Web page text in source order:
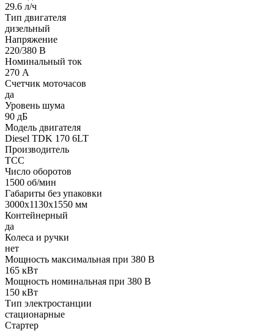
29.6 л/ч
Тип двигателя
дизельный
Напряжение
220/380 В
Номинальный ток
270 А
Счетчик моточасов
да
Уровень шума
90 дБ
Модель двигателя
Diesel TDK 170 6LT
Производитель
ТСС
Число оборотов
1500 об/мин
Габариты без упаковки
3000x1130x1550 мм
Контейнерный
да
Колеса и ручки
нет
Мощность максимальная при 380 В
165 кВт
Мощность номинальная при 380 В
150 кВт
Тип электростанции
стационарные
Стартер